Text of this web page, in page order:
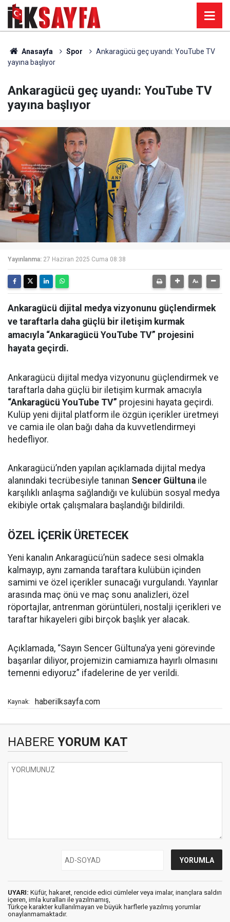
Anasayfa Spor
Ankaragücü geç uyandı: YouTube TV
yayına başlıyor
Ankaragücü geç uyandı: YouTube TV
yayına başlıyor
Yayınlanma: 27 Haziran 2025 Cuma 08:38
Ankaragücü dijital medya vizyonunu güçlendirmek
ve taraftarla daha güçlü bir iletişim kurmak
amacıyla “Ankaragücü YouTube TV” projesini
hayata geçirdi.
Ankaragücü dijital medya vizyonunu güçlendirmek ve
taraftarla daha güçlü bir iletişim kurmak amacıyla
“Ankaragücü YouTube TV” projesini hayata geçirdi.
Kulüp yeni dijital platform ile özgün içerikler üretmeyi
ve camia ile olan bağı daha da kuvvetlendirmeyi
hedefliyor.
Ankaragücü’nden yapılan açıklamada dijital medya
alanındaki tecrübesiyle tanınan Sencer Gültuna ile
karşılıklı anlaşma sağlandığı ve kulübün sosyal medya
ekibiyle ortak çalışmalara başlandığı bildirildi.
ÖZEL İÇERİK ÜRETECEK
Yeni kanalın Ankaragücü’nün sadece sesi olmakla
kalmayıp, aynı zamanda taraftara kulübün içinden
samimi ve özel içerikler sunacağı vurgulandı. Yayınlar
arasında maç önü ve maç sonu analizleri, özel
röportajlar, antrenman görüntüleri, nostalji içerikleri ve
taraftar hikayeleri gibi birçok başlık yer alacak.
Açıklamada, “Sayın Sencer Gültuna’ya yeni görevinde
başarılar diliyor, projemizin camiamıza hayırlı olmasını
temenni ediyoruz” ifadelerine de yer verildi.
Kaynak: haberilksayfa.com
HABERE YORUM KAT
UYARI: Küfür, hakaret, rencide edici cümleler veya imalar, inançlara saldırı
içeren, imla kuralları ile yazılmamış,
Türkçe karakter kullanılmayan ve büyük harflerle yazılmış yorumlar
onaylanmamaktadır.